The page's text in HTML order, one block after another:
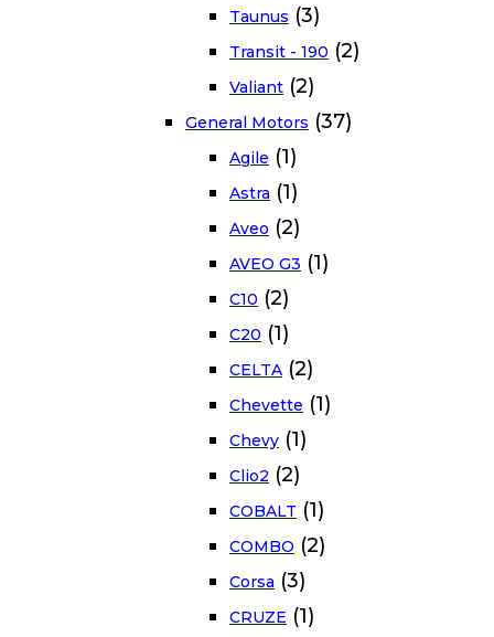
Taunus (3)
Transit - 190 (2)
Valiant (2)
General Motors (37)
Agile (1)
Astra (1)
Aveo (2)
AVEO G3 (1)
C10 (2)
C20 (1)
CELTA (2)
Chevette (1)
Chevy (1)
Clio2 (2)
COBALT (1)
COMBO (2)
Corsa (3)
CRUZE (1)